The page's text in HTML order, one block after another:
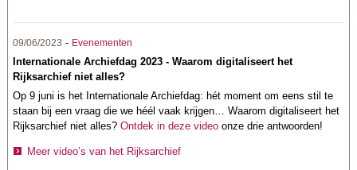
09/06/2023 - Evenementen
Internationale Archiefdag 2023 - Waarom digitaliseert het
Rijksarchief niet alles?
Op 9 juni is het Internationale Archiefdag: hét moment om eens stil te
staan bij een vraag die we héél vaak krijgen… Waarom digitaliseert het
Rijksarchief niet alles?Ontdek in deze video onze drie antwoorden!
Meer video’s van het Rijksarchief